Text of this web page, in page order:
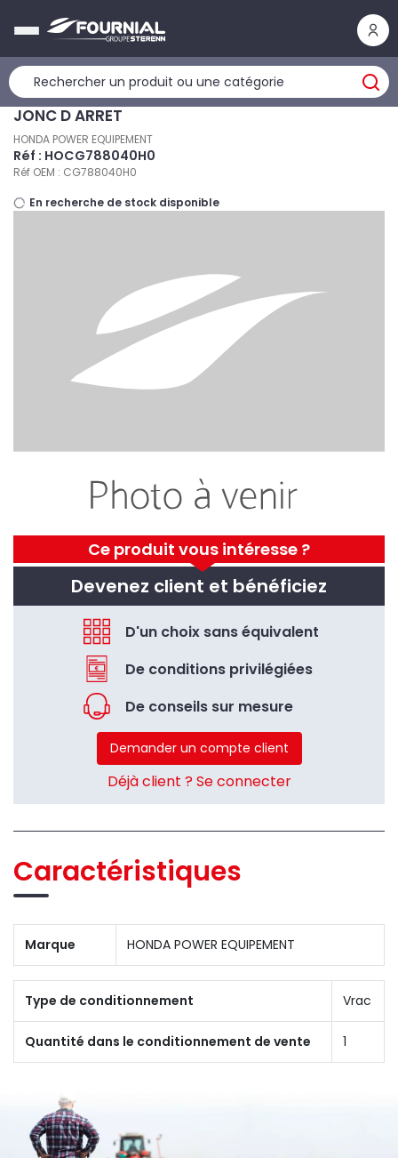
Ce produit vous intéresse ?
Devenez client et bénéficiez
D'un choix sans équivalent
De conditions privilégiées
De conseils sur mesure
Demander un compte client
Déjà client ? Se connecter
JONC D ARRET
HONDA POWER EQUIPEMENT
Réf : HOCG788040H0
Réf OEM : CG788040H0
En recherche de stock disponible
Caractéristiques
Marque HONDA POWER EQUIPEMENT
Type de conditionnement Vrac
Quantité dans le conditionnement de vente 1